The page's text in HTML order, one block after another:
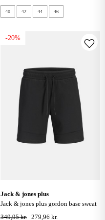
40 42 44 46
-20%
jack & jones plus
jack & jones plus gordon base sweat
shorts - black
349,95 kr. 279,96 kr.